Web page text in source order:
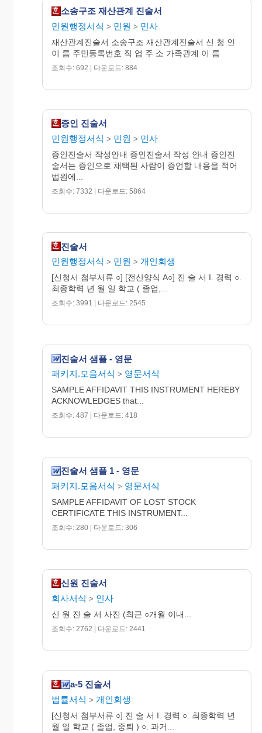
소송구조 재산관계 진술서
민원행정서식 > 민원 > 민사
재산관계진술서 소송구조 재산관계진술서 신 청 인
이 름 주민등록번호 직 업 주 소 가족관계 이 름
조회수: 692 | 다운로드: 884
증인 진술서
민원행정서식 > 민원 > 민사
증인진술서 작성안내 증인진술서 작성 안내 증인진
술서는 증인으로 채택된 사람이 증언할 내용을 적어
법원에...
조회수: 7332 | 다운로드: 5864
진술서
민원행정서식 > 민원 > 개인회생
[신청서 첨부서류 ○] [전산양식 A○] 진 술 서 I. 경력 ○.
최종학력 년 월 일 학교 ( 졸업,...
조회수: 3991 | 다운로드: 2545
진술서 샘플 - 영문
패키지.모음서식 > 영문서식
SAMPLE AFFIDAVIT THIS INSTRUMENT HEREBY
ACKNOWLEDGES that...
조회수: 487 | 다운로드: 418
진술서 샘플 1 - 영문
패키지.모음서식 > 영문서식
SAMPLE AFFIDAVIT OF LOST STOCK
CERTIFICATE THIS INSTRUMENT...
조회수: 280 | 다운로드: 306
신원 진술서
회사서식 > 인사
신 원 진 술 서 사진 (최근 ○개월 이내...
조회수: 2762 | 다운로드: 2441
a-5 진술서
법률서식 > 개인회생
[신청서 첨부서류 ○] 진 술 서 I. 경력 ○. 최종학력 년
월 일 학교 ( 졸업, 중퇴 ) ○. 과거...